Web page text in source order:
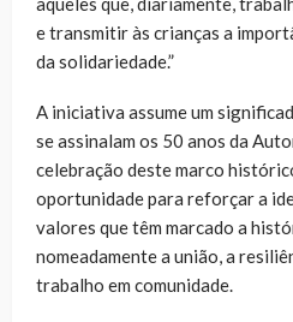
e transmitir às crianças a
da solidariedade.”
A iniciativa assume um
se assinalam os 50 anos da
celebração deste marco
oportunidade para reforçar a
valores que têm marcado a
nomeadamente a união, a
trabalho em comunidade.